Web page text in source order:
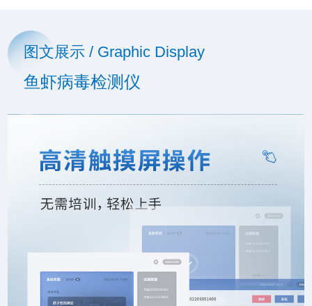
图文展示 / Graphic Display
鱼虾病毒检测仪